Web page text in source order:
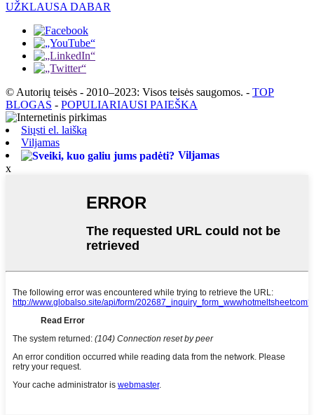
UŽKLAUSA DABAR
© Autorių teisės - 2010–2023: Visos teisės saugomos. - TOP
BLOGAS - POPULIARIAUSI PAIEŠKA
Siųsti el. laišką
Viljamas
Viljamas
x